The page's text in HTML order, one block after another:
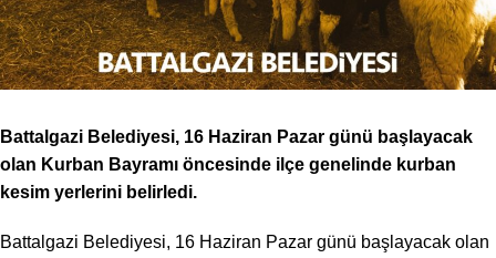
Battalgazi Belediyesi, 16 Haziran Pazar günü başlayacak
olan Kurban Bayramı öncesinde ilçe genelinde kurban
kesim yerlerini belirledi.
Battalgazi Belediyesi, 16 Haziran Pazar günü başlayacak olan